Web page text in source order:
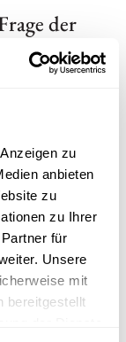
zu
anbieten
zu
zu Ihrer
für
Unsere
mit
bereitgestellt
der
und Gefahren wie
Spezielle
zwischen
muss.
der
Ausführung
mit richtigem
des Loftumbaus